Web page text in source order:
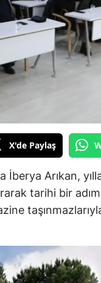
X'de Paylaş
İberya Arıkan,
tarihi bir